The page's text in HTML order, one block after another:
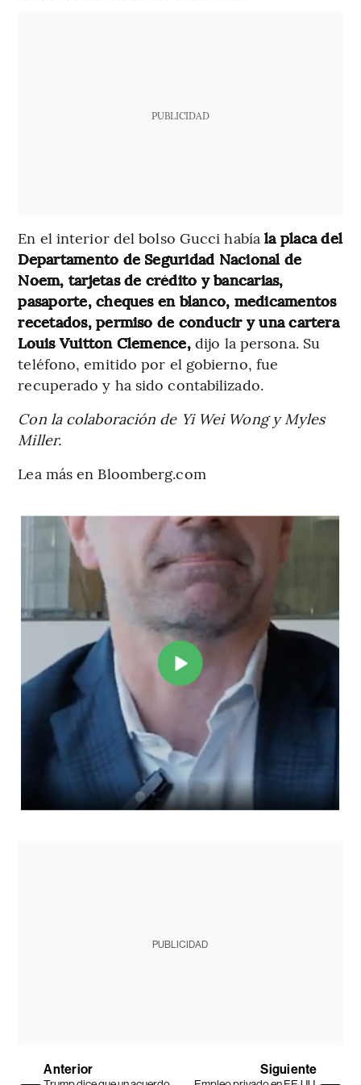
PUBLICIDAD
En el interior del bolso Gucci había la placa del
Departamento de Seguridad Nacional de
Noem, tarjetas de crédito y bancarias,
pasaporte, cheques en blanco, medicamentos
recetados, permiso de conducir y una cartera
Louis Vuitton Clemence,dijo la persona. Su
teléfono, emitido por el gobierno, fue
recuperado y ha sido contabilizado.
Con la colaboración de Yi Wei Wong y Myles
Miller.
Lea más en Bloomberg.com
PUBLICIDAD
Anterior Siguiente